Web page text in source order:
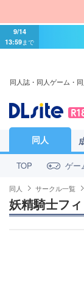
9/14
13:59まで
同人誌・同人ゲーム・
同人
TOP ゲー
同人 サークル一覧
妖精騎士フ